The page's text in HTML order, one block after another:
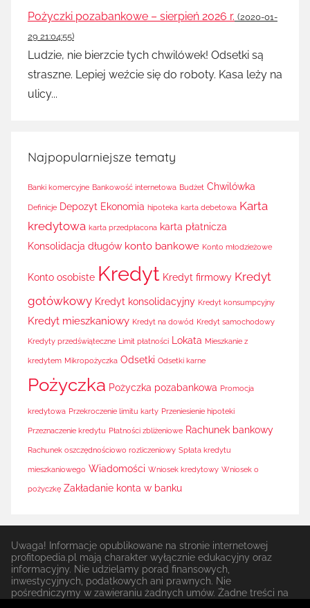
Pożyczki pozabankowe – sierpień 2026 r. (2020-01-
29 21:04:55)
Ludzie, nie bierzcie tych chwilówek! Odsetki są
straszne. Lepiej weźcie się do roboty. Kasa leży na
ulicy...
Najpopularniejsze tematy
Banki komercyjne Bankowość internetowa Budżet Chwilówka
Definicje Depozyt Ekonomia hipoteka karta debetowa Karta
kredytowa karta przedpłacona karta płatnicza
Konsolidacja długów konto bankowe Konto młodzieżowe
Konto osobiste Kredyt Kredyt firmowy Kredyt
gotówkowy Kredyt konsolidacyjny Kredyt konsumpcyjny
Kredyt mieszkaniowy Kredyt na dowód Kredyt samochodowy
Kredyty przedświąteczne Limit płatności Lokata Mieszkanie z
kredytem Mikropożyczka Odsetki Odsetki karne
Pożyczka Pożyczka pozabankowa Promocja
kredytowa Przekroczenie limitu karty Przeniesienie hipoteki
Przeznaczenie kredytu Płatności zbliżeniowe Rachunek bankowy
Rachunek oszczędnościowo rozliczeniowy Spłata kredytu
mieszkaniowego Wiadomości Wniosek kredytowy Wniosek o
pożyczkę Zakładanie konta w banku
Uwaga! Informacje opublikowane na stronie internetowej
profitopedia.pl mają charakter wyłącznie edukacyjny oraz
informacyjny. Nie udzielamy porad finansowych,
inwestycyjnych, podatkowych ani prawnych. Nie
pośredniczymy w zawieraniu żadnych umów. Żadne treści na